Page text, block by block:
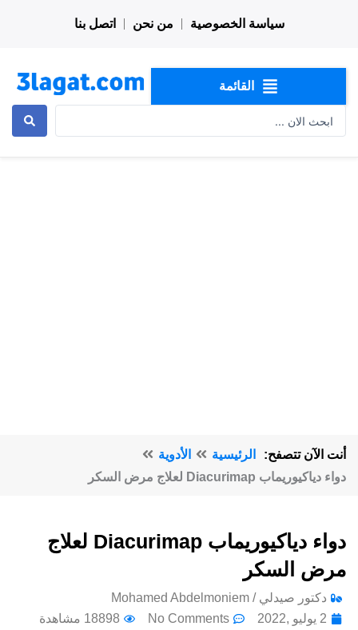
سياسة الخصوصية من نحن اتصل بنا
القائمة
أنت الآن تتصفح: الرئيسية
الأدوية
دواء دياكيوريماب Diacurimap لعلاج مرض السكر
دواء دياكيوريماب Diacurimap لعلاج
مرض السكر
دكتور صيدلي / Mohamed Abdelmoniem
2 يوليو ,2022
No Comments
18898 مشاهدة